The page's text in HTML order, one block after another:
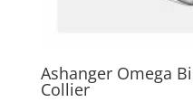
Ashanger Omega
Collier